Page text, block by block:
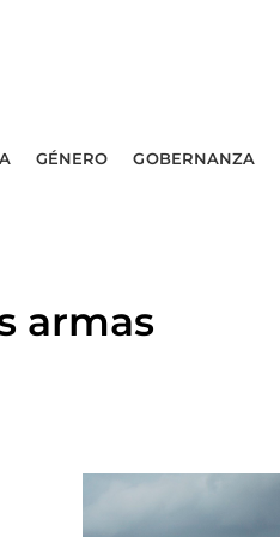
GÉNERO GOBERNANZA
armas